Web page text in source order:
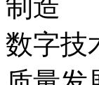
制造
数字技